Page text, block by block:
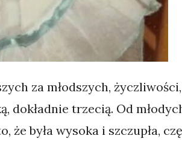
za młodszych,
dokładnie trzecią. Od
była wysoka i szczupła,